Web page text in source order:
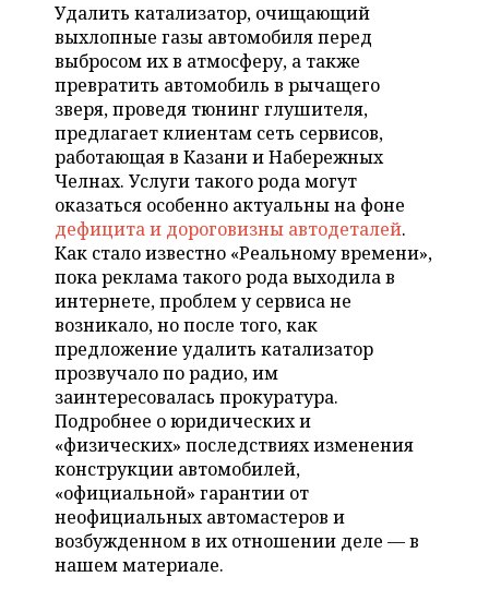
КОМУ ПРИНАДЛЕЖАТ
ТОРГОВЫЕ ЦЕНТРЫ
ТАТАРСТАНА
БЮДЖЕТ
ИНВЕСТИЦИИ
МАШИНОСТРОЕНИЕ
НЕФТЕХИМИЯ
НЕФТЬ
ОПК
ЭНЕРГЕТИКА
НОВОСТИ АВТО
БИЗНЕС
НОВОСТИ БИЗНЕСА
РОЗНИЧНАЯ ТОРГОВЛЯ
ТРАНСПОРТ
УСЛУГИ
ТЕХНОЛОГИИ
НОВОСТИ ТЕХНОЛОГИЙ
МЕДИА
ТЕЛЕКОММУНИКАЦИИ
МЕРОПРИЯТИЯ
НОВОСТИ МЕРОПРИЯТИЙ
ВЫЕЗДНАЯ РЕДАКЦИЯ
БИЗНЕС-БРАНЧИ
ONLINE-КОНФЕРЕНЦИИ
ОТКРЫТАЯ ЛЕКЦИЯ
СПОРТ
НОВОСТИ СПОРТА
ФУТБОЛ
ХОККЕЙ
БАСКЕТБОЛ
ВОЛЕЙБОЛ
КИБЕРСПОРТ
ФИГУРНОЕ КАТАНИЕ
ВОДНЫЕ ВИДЫ СПОРТА
ОБЩЕСТВО
НОВОСТИ ОБЩЕСТВА
ВЛАСТЬ
ИНФРАСТРУКТУРА
ИСТОРИЯ
КУЛЬТУРА
МЕДИЦИНА
ОБРАЗОВАНИЕ
ФОТОГАЛЕРЕЯ
СЮЖЕТЫ
СПРАВОЧНИК
СПИСОК ПЕРСОН
СПИСОК КОМПАНИЙ
ПОЛНАЯ ВЕРСИЯ
Удалить катализатор, очищающий
выхлопные газы автомобиля перед
выбросом их в атмосферу, а также
превратить автомобиль в рычащего
зверя, проведя тюнинг глушителя,
предлагает клиентам сеть сервисов,
работающая в Казани и Набережных
Челнах. Услуги такого рода могут
оказаться особенно актуальны на фоне
дефицита и дороговизны автодеталей.
Как стало известно «Реальному времени»,
пока реклама такого рода выходила в
интернете, проблем у сервиса не
возникало, но после того, как
предложение удалить катализатор
прозвучало по радио, им
заинтересовалась прокуратура.
Подробнее о юридических и
«физических» последствиях изменения
конструкции автомобилей,
«официальной» гарантии от
неофициальных автомастеров и
возбужденном в их отношении деле — в
нашем материале.